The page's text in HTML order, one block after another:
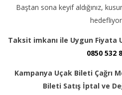
Baştan sona keyif aldığınız,
Taksit imkanı ile Uygun Fiyata
0850 532
Kampanya Uçak Bileti Çağrı
Bileti Satış İptal ve